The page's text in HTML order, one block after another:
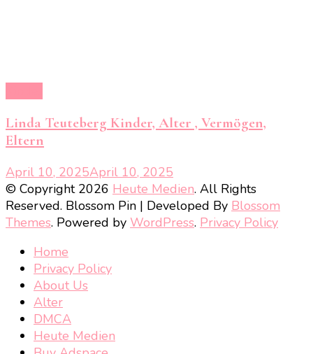
Linda Teuteberg Kinder, Alter , Vermögen,
Eltern
April 10, 2025April 10, 2025
© Copyright 2026 Heute Medien. All Rights
Reserved. Blossom Pin | Developed By Blossom
Themes. Powered by WordPress. Privacy Policy
Home
Privacy Policy
About Us
Alter
DMCA
Heute Medien